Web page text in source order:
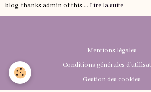
blog, thanks admin of this ... Lire la suite
Mentions légales
Conditions générales
Gestion des cookies